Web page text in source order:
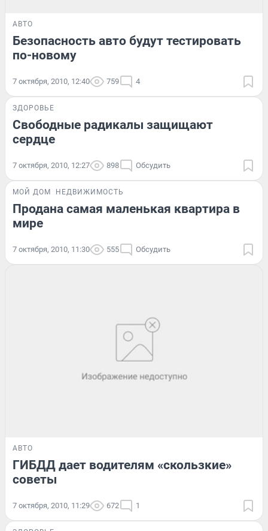
АВТО
Безопасность авто будут тестировать
по-новому
7 октября, 2010, 12:40 759 4
ЗДОРОВЬЕ
Свободные радикалы защищают
сердце
7 октября, 2010, 12:27 898 Обсудить
МОЙ ДОМ НЕДВИЖИМОСТЬ
Продана самая маленькая квартира в
мире
7 октября, 2010, 11:30 555 Обсудить
АВТО
ГИБДД дает водителям «скользкие»
советы
7 октября, 2010, 11:29 672 1